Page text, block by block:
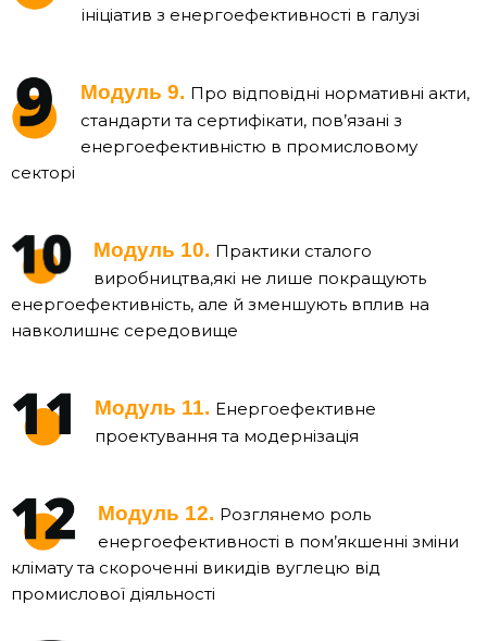
ініціатив з енергоефективності в галузі
Модуль 9. Про відповідні нормативні акти,
стандарти та сертифікати, пов’язані з
енергоефективністю в промисловому
секторі
Модуль 10. Практики сталого
виробництва,які не лише покращують
енергоефективність, але й зменшують вплив на
навколишнє середовище
Модуль 11. Енергоефективне
проектування та модернізація
Модуль 12. Розглянемо роль
енергоефективності в пом’якшенні зміни
клімату та скороченні викидів вуглецю від
промислової діяльності